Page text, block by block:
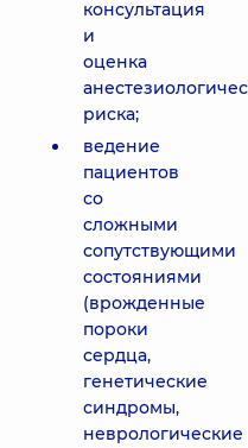
консультация
и
оценка
риска;
ведение
пациентов
со
сложными
сопутствующими
состояниями
(врожденные
пороки
сердца,
генетические
синдромы,
неврологические